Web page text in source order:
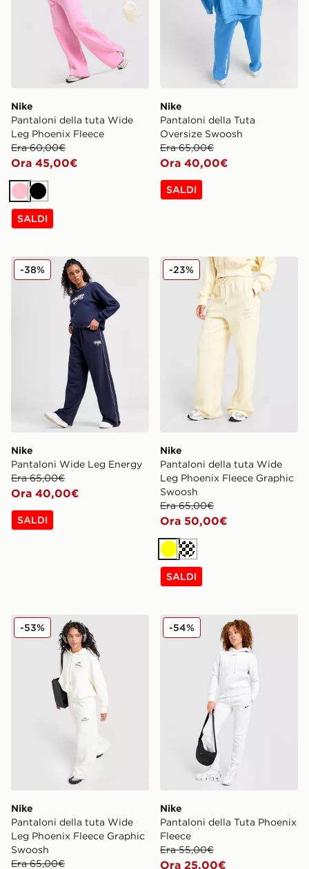
Nike
Pantaloni della tuta Wide
Leg Phoenix Fleece
Era 60,00€
Ora 45,00€
RosaNero
SALDI
Nike
Pantaloni della Tuta
Oversize Swoosh
Era 65,00€
Ora 40,00€
SALDI
Nike Pantaloni Wide Leg Energy
Nike
Pantaloni Wide Leg Energy
Era 65,00€
Ora 40,00€
-38%
SALDI
Nike Pantaloni della tuta
Nike
Pantaloni della tuta Wide
Leg Phoenix Fleece Graphic
Swoosh
Era 65,00€
Ora 50,00€
-23%
GialloCrema
SALDI
Nike Pantaloni della tuta Wide Leg Phoenix Fleece
Nike
Pantaloni della tuta Wide
Leg Phoenix Fleece Graphic
Swoosh
Era 65,00€
-53% Nike Pantaloni della Tuta
Nike
Pantaloni della Tuta Phoenix
Fleece
Era 55,00€
Ora 25,00€
-54%